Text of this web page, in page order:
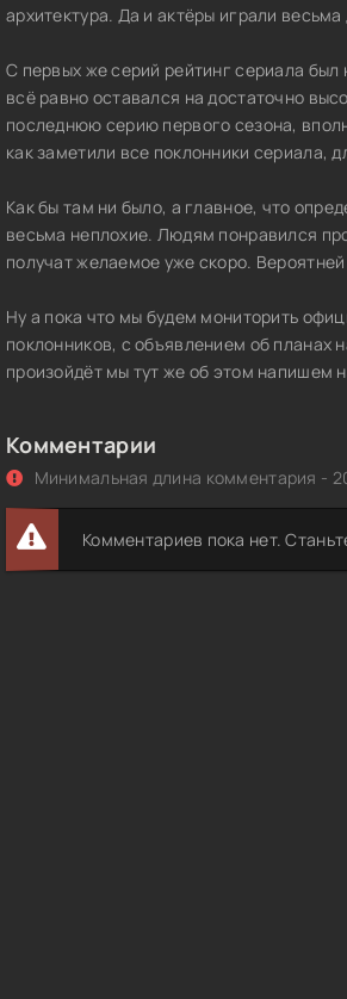
архитектура. Да и актёры играли весьма
С первых же серий рейтинг сериала
всё равно оставался на достаточно
последнюю серию первого сезона,
как заметили все поклонники сериала,
Как бы там ни было, а главное, что
весьма неплохие. Людям понравился
получат желаемое уже скоро.
Ну а пока что мы будем мониторить
поклонников, с объявлением об планах
произойдёт мы тут же об этом напишем
Комментарии
Минимальная длина комментария -
Комментариев пока нет.